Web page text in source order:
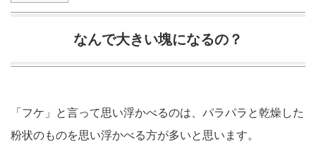
なんで大きい塊になるの？
「フケ」と言って思い浮かべるのは、パラパラと乾燥した
粉状のものを思い浮かべる方が多いと思います。